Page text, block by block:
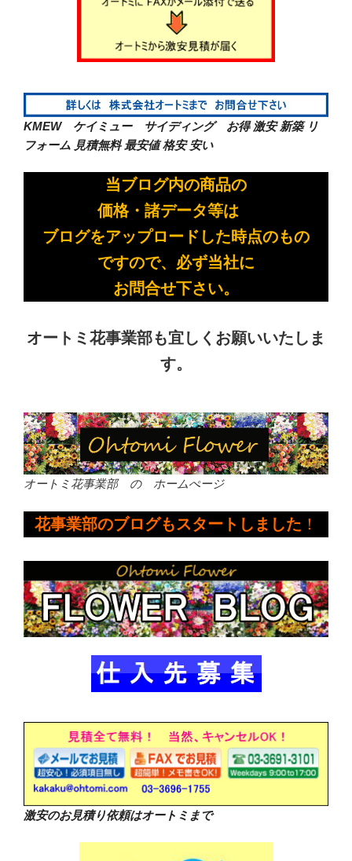
KMEW ケイミュー サイディング お得 激安 新築 リ
フォーム 見積無料 最安値 格安 安い
当ブログ内の商品の
価格・諸データ等は
ブログをアップロードした時点のもの
ですので、必ず当社に
お問合せ下さい。
オートミ花事業部も宜しくお願いいたしま
す。
オートミ花事業部 の ホームぺージ
花事業部のブログもスタートしました ！
激安のお見積り依頼はオートミまで